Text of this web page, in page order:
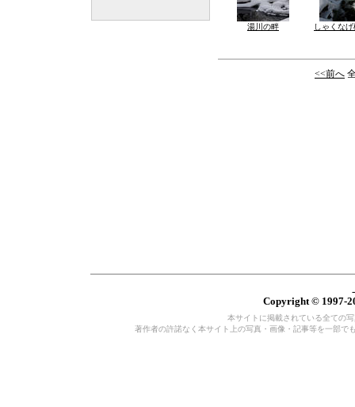
湯川の畔 しゃくな
<<前へ
Copyright © 1997-
本サイトに掲載されている全ての
著作者の許諾なく本サイト上の写真・画像・記事等を一部で